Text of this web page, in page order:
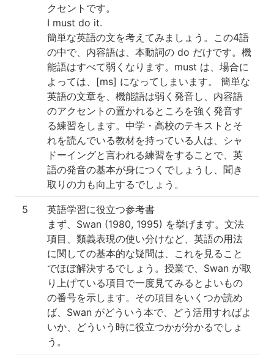
クセントです。
I must do it.
簡単な英語の文を考えてみましょう。この4語
の中で、内容語は、本動詞の do だけです。機
能語はすべて弱くなります。must は、場合に
よっては、[ms] になってしまいます。 簡単な
英語の文章を、機能語は弱く発音し、内容語
のアクセントの置かれるところを強く発音す
る練習をします。中学・高校のテキストとそ
れを読んでいる教材を持っている人は、シャ
ドーイングと言われる練習をすることで、英
語の発音の基本が身につくでしょうし、聞き
取りの力も向上するでしょう。
5
英語学習に役立つ参考書
まず、Swan (1980, 1995) を挙げます。文法
項目、類義表現の使い分けなど、英語の用法
に関しての基本的な疑問は、これを見ること
でほぼ解決するでしょう。授業で、Swan が取
り上げている項目で一度見てみるとよいもの
の番号を示します。その項目をいくつか読め
ば、Swan がどういう本で、どう活用すればよ
いか、どういう時に役立つかが分かるでしょ
う。